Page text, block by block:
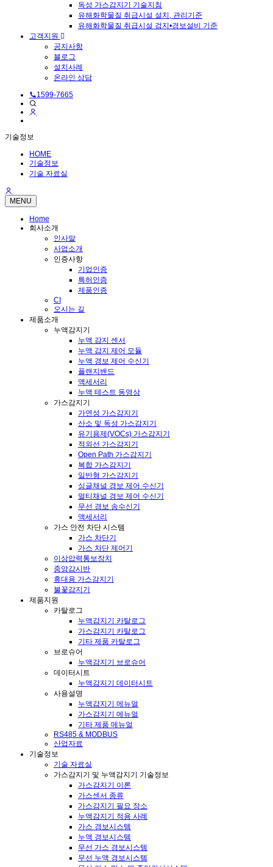
독성 가스감지기 기술지침
유해화학물질 취급시설 설치, 관리기준
유해화학물질 취급시설 검지•경보설비 기준
고객지원
공지사항
블로그
설치사례
온라인 상담
1599-7665
기술정보
HOME
기술정보
기술 자료실
MENU
Home
회사소개
인사말
사업소개
인증사항
기업인증
특허인증
제품인증
CI
오시는 길
제품소개
누액감지기
누액 감지 센서
누액 감지 제어 모듈
누액 경보 제어 수신기
플랜지밴드
액세서리
누액 테스트 동영상
가스감지기
가연성 가스감지기
산소 및 독성 가스감지기
유기용제(VOCs) 가스감지기
적외선 가스감지기
Open Path 가스감지기
복합 가스감지기
일반형 가스감지기
싱글채널 경보 제어 수신기
멀티채널 경보 제어 수신기
무선 경보 송수신기
액세서리
가스 안전 차단 시스템
가스 차단기
가스 차단 제어기
이상압력통보장치
중앙감시반
휴대용 가스감지기
불꽃감지기
제품지원
카탈로그
누액감지기 카탈로그
가스감지기 카탈로그
기타 제품 카탈로그
브로슈어
누액감지기 브로슈어
데이터시트
누액감지기 데이터시트
사용설명
누액감지기 메뉴얼
가스감지기 메뉴얼
기타 제품 메뉴얼
RS485 & MODBUS
산업자료
기술정보
기술 자료실
가스감지기 및 누액감지기 기술정보
가스감지기 이론
가스센서 종류
가스감지기 필요 장소
누액감지기 적용 사례
가스 경보시스템
누액 경보시스템
무선 가스 경보시스템
무선 누액 경보시스템